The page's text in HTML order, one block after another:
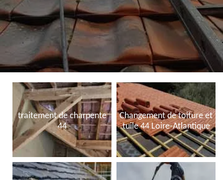
traitement de charpente
44
Changement de toiture et
tuile 44 Loire-Atlantique